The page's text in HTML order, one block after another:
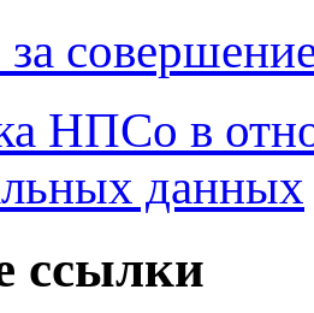
НПСо в
данных
ссылки